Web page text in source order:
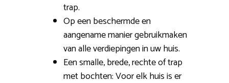
trap.
Op een beschermde en
aangename manier gebruikmaken
van alle verdiepingen in uw huis.
Een smalle, brede, rechte of trap
met bochten: Voor elk huis is er